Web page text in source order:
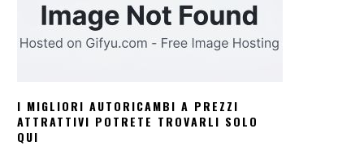
I MIGLIORI AUTORICAMBI A PREZZI
ATTRATTIVI POTRETE TROVARLI SOLO
QUI